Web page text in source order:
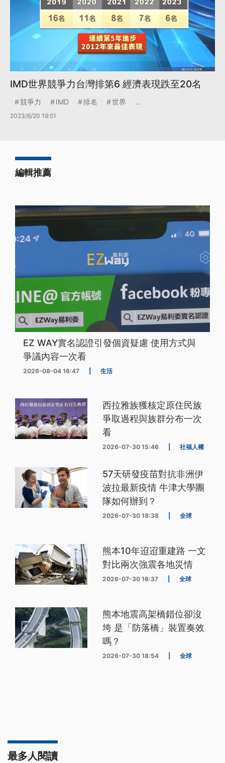
IMD世界競爭力台灣排第6 經濟表現跌至20名
競爭力 IMD 排名 世界 ...
2023/6/20 19:51
編輯推薦
EZ WAY實名認證引發個資疑慮 使用方式與
爭議內容一次看
2026-08-04 16:47 生活
西拉雅族獲核定原住民族
爭取過程與族群分布一次
看
2026-07-30 15:46 社福人權
57天研發疫苗對抗非洲伊
波拉最新疫情 牛津大學團
隊如何辦到？
2026-07-30 18:38 全球
熊本10年迢迢重建路 一文
對比兩次強震各地災情
2026-07-30 16:37 全球
熊本地震高架橋錯位卻沒
垮 是「防落橋」裝置奏效
嗎？
2026-07-30 18:54 全球
最多人閱讀